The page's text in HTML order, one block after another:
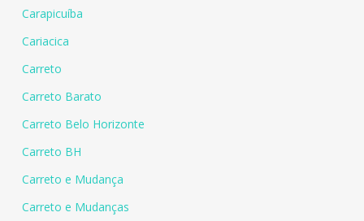
Carapicuíba
Cariacica
Carreto
Carreto Barato
Carreto Belo Horizonte
Carreto BH
Carreto e Mudança
Carreto e Mudanças